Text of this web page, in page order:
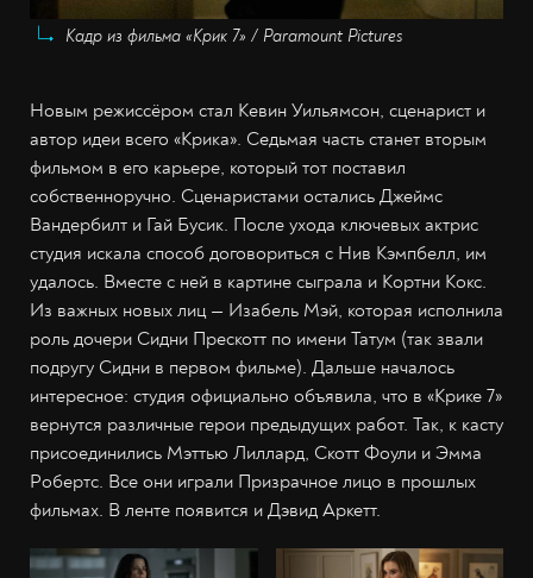
Кадр из фильма «Крик 7» / Paramount Pictures
Новым режиссёром стал Кевин Уильямсон, сценарист и
автор идеи всего «Крика». Седьмая часть станет вторым
фильмом в его карьере, который тот поставил
собственноручно. Сценаристами остались Джеймс
Вандербилт и Гай Бусик. После ухода ключевых актрис
студия искала способ договориться с Нив Кэмпбелл, им
удалось. Вместе с ней в картине сыграла и Кортни Кокс.
Из важных новых лиц — Изабель Мэй, которая исполнила
роль дочери Сидни Прескотт по имени Татум (так звали
подругу Сидни в первом фильме). Дальше началось
интересное: студия официально объявила, что в «Крике 7»
вернутся различные герои предыдущих работ. Так, к касту
присоединились Мэттью Лиллард, Скотт Фоули и Эмма
Робертс. Все они играли Призрачное лицо в прошлых
фильмах. В ленте появится и Дэвид Аркетт.